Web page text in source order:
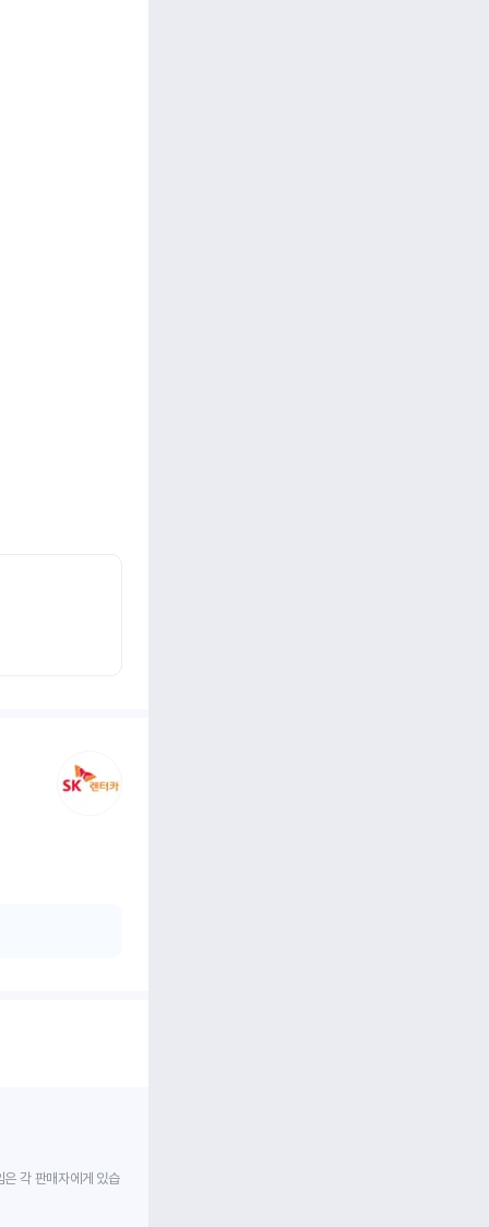
각 판매자에게 있습